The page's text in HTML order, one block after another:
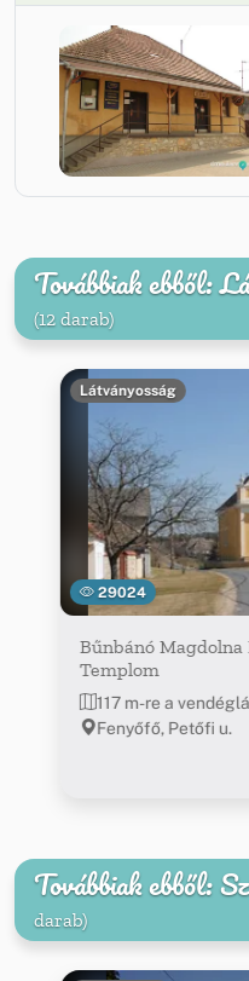
Továbbiak ebből:
(12 darab)
29024
Látványosság
Bűnbánó
Templom
117 m-re a
Fenyőfő, Petőfi u.
Továbbiak ebből:
darab)